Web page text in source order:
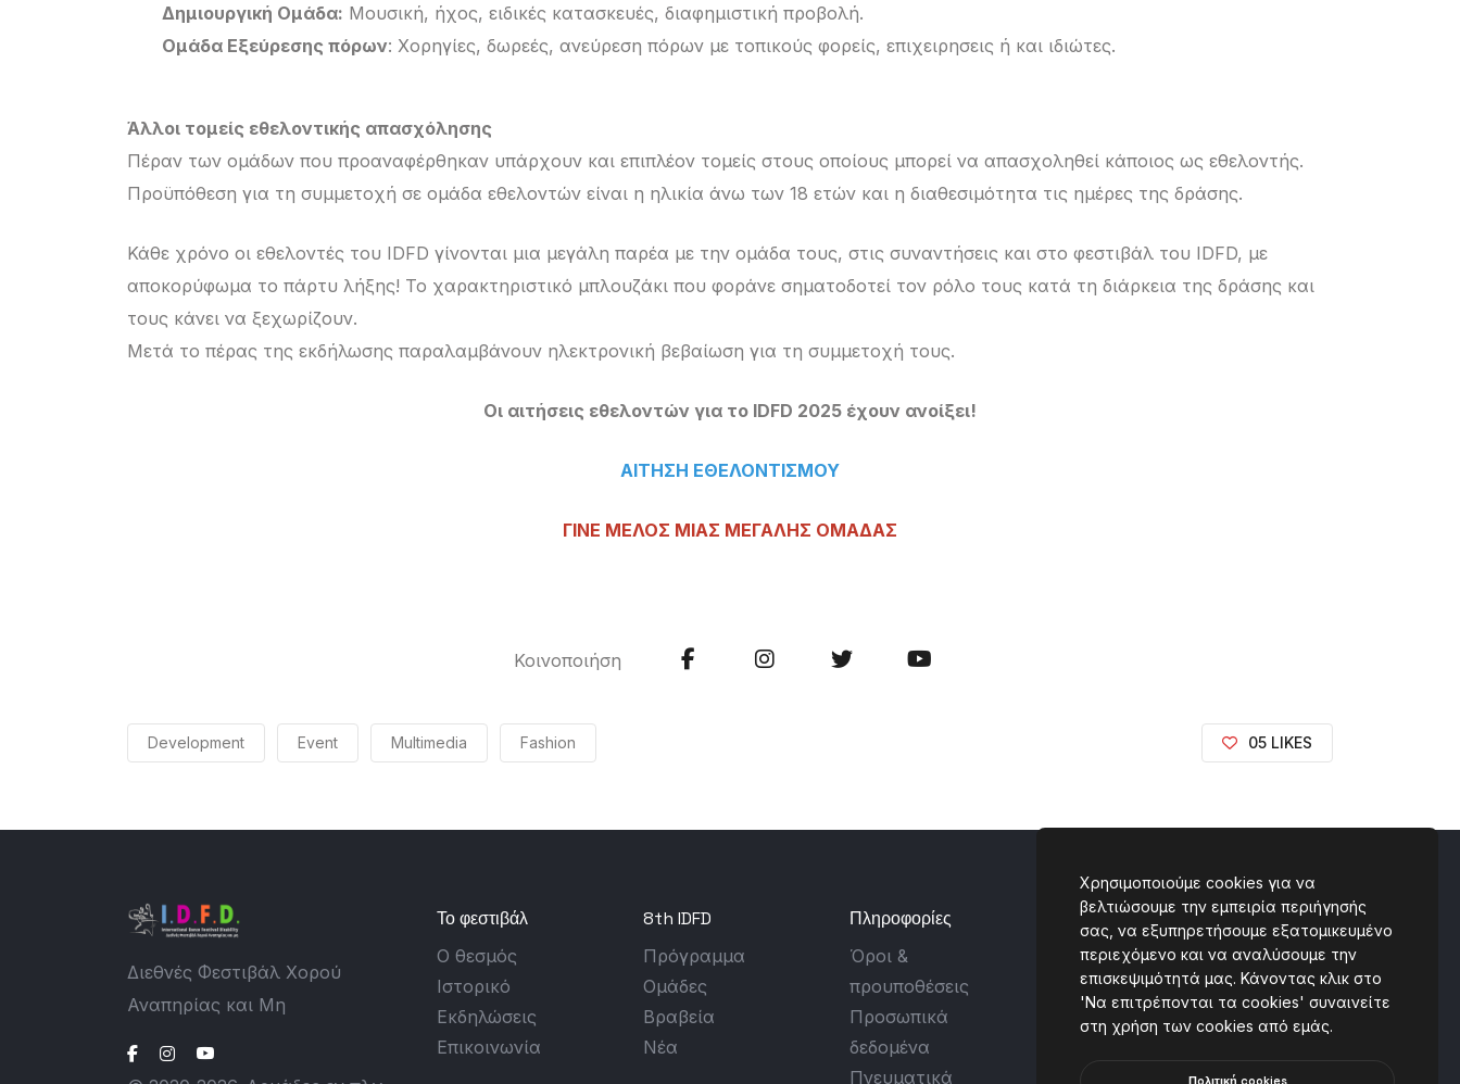
Χρησιμοποιούμε cookies για να
βελτιώσουμε την εμπειρία περιήγησής
σας, να εξυπηρετήσουμε εξατομικευμένο
περιεχόμενο και να αναλύσουμε την
επισκεψιμότητά μας. Κάνοντας κλικ στο
'Να επιτρέπονται τα cookies' συναινείτε
στη χρήση των cookies από εμάς.
Πoλιτική cookies
Δημιουργική Ομάδα: Μουσική, ήχος, ειδικές κατασκευές, διαφημιστική προβολή.
Ομάδα Εξεύρεσης πόρων: Χορηγίες, δωρεές, ανεύρεση πόρων με τοπικούς φορείς, επιχειρησεις ή και ιδιώτες.
Άλλοι τομείς εθελοντικής απασχόλησης
Πέραν των ομάδων που προαναφέρθηκαν υπάρχουν και επιπλέον τομείς στους οποίους μπορεί να απασχοληθεί κάποιος ως εθελοντής.
Προϋπόθεση για τη συμμετοχή σε ομάδα εθελοντών είναι η ηλικία άνω των 18 ετών και η διαθεσιμότητα τις ημέρες της δράσης.
Κάθε χρόνο οι εθελοντές του IDFD γίνονται μια μεγάλη παρέα με την ομάδα τους, στις συναντήσεις και στο φεστιβάλ του IDFD, με
αποκορύφωμα το πάρτυ λήξης! Το χαρακτηριστικό μπλουζάκι που φοράνε σηματοδοτεί τον ρόλο τους κατά τη διάρκεια της δράσης και
τους κάνει να ξεχωρίζουν.
Μετά το πέρας της εκδήλωσης παραλαμβάνουν ηλεκτρονική βεβαίωση για τη συμμετοχή τους.
Οι αιτήσεις εθελοντών για το IDFD 2025 έχουν ανοίξει!
ΑΙΤΗΣΗ ΕΘΕΛΟΝΤΙΣΜΟΥ
ΓΙΝΕ ΜΕΛΟΣ ΜΙΑΣ ΜΕΓΑΛΗΣ ΟΜΑΔΑΣ
Κοινοποιήση
Development Event Multimedia Fashion 05 LIKES
Διεθνές Φεστιβάλ Χορού
Αναπηρίας και Μη
Το φεστιβάλ
Ο θεσμός
Ιστορικό
Εκδηλώσεις
Επικοινωνία
8th IDFD
Πρόγραμμα
Ομάδες
Βραβεία
Νέα
Πληροφορίες
Όροι &
προυποθέσεις
Προσωπικά
δεδομένα
Πνευματικά
Επικοινωνία
Ταλιαδούρου 2, 431 00,
Καρδίτσα, GREECE
(+30) 6930 434059